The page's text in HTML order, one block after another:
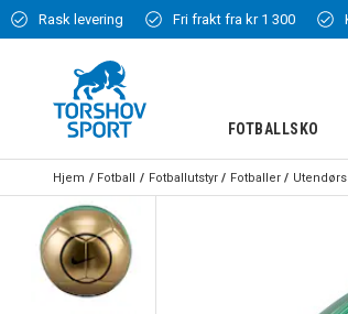
Rask levering Fri frakt fra kr 1 300
FOTBALLSKO
Hjem Fotball Fotballutstyr Fotballer